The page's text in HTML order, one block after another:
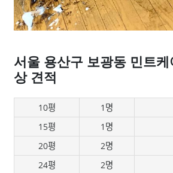
서울 용산구 보광동 민트케
상 견적
10평 1명
15평
1명
20평
2명
24평
2명